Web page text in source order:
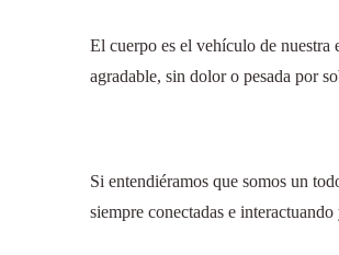
El cuerpo es el vehículo de nuestra
agradable, sin dolor o pesada por
Si entendiéramos que somos un
siempre conectadas e